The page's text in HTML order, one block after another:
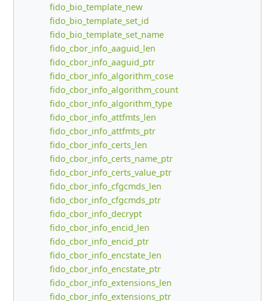
fido_bio_template_new
fido_bio_template_set_id
fido_bio_template_set_name
fido_cbor_info_aaguid_len
fido_cbor_info_aaguid_ptr
fido_cbor_info_algorithm_cose
fido_cbor_info_algorithm_count
fido_cbor_info_algorithm_type
fido_cbor_info_attfmts_len
fido_cbor_info_attfmts_ptr
fido_cbor_info_certs_len
fido_cbor_info_certs_name_ptr
fido_cbor_info_certs_value_ptr
fido_cbor_info_cfgcmds_len
fido_cbor_info_cfgcmds_ptr
fido_cbor_info_decrypt
fido_cbor_info_encid_len
fido_cbor_info_encid_ptr
fido_cbor_info_encstate_len
fido_cbor_info_encstate_ptr
fido_cbor_info_extensions_len
fido_cbor_info_extensions_ptr